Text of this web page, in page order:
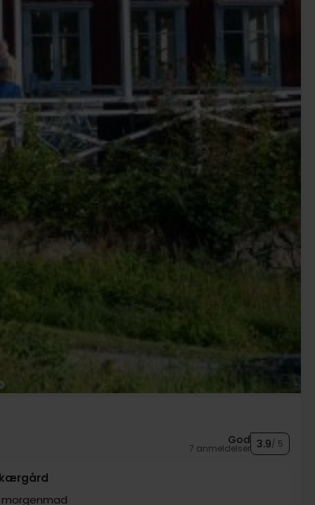
God
7 anmeldelser 3.9/ 5